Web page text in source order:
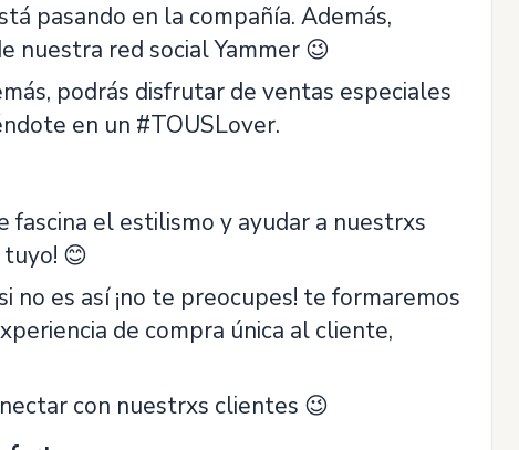
pasando en la compañía. Además,
nuestra red social Yammer 😉
podrás disfrutar de ventas especiales
en un #TOUSLover.
fascina el estilismo y ayudar a nuestrxs
😊
no es así ¡no te preocupes! te formaremos
de compra única al cliente,
con nuestrxs clientes 😉